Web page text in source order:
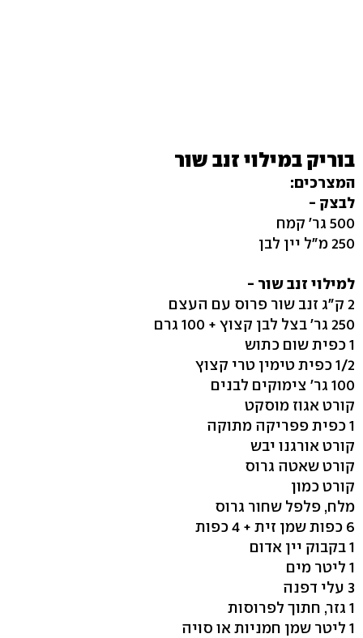
בוריק במילוי זנב שור
המצרכים:
לבצק -
500 גר' קמח
250 מ"ל יין לבן
למילוי זנב שור -
2 ק"ג זנב שור פרוס עם העצם
250 גר' בצל לבן קצוץ + 100 גרם
1 כפית שום כתוש
1/2 כפית טימין טרי קצוץ
100 גר' צימוקים לבנים
קורט אגוז מוסקט
1 כפית פפריקה מתוקה
קורט אורגנו יבש
קורט שאטה גרוס
קורט כמון
מלח, פלפל שחור גרוס
6 כפות שמן זית + 4 כפות
1 בקבוק יין אדום
1 ליטר מים
3 עלי דפנה
1 גזר, חתוך לפרוסות
1 ליטר שמן חמניות או סויה